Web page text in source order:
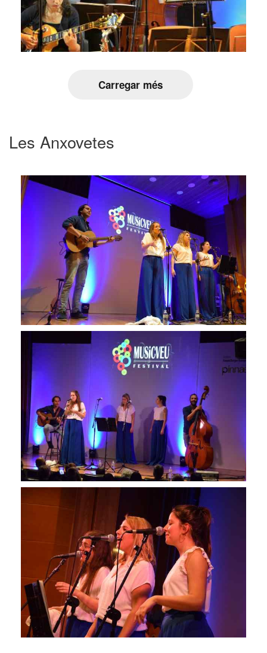
Carregar més
Les Anxovetes